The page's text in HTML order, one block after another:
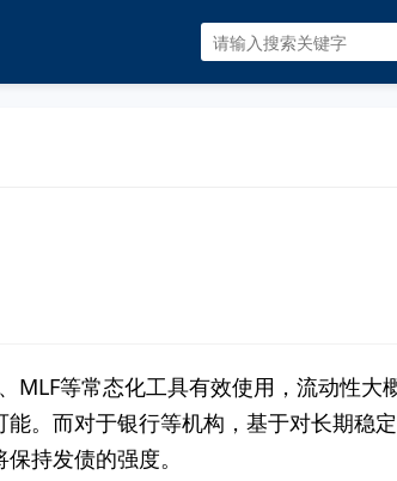
MLF等常态化工具有效使用，流动性大
。而对于银行等机构，基于对长期稳定
持发债的强度。